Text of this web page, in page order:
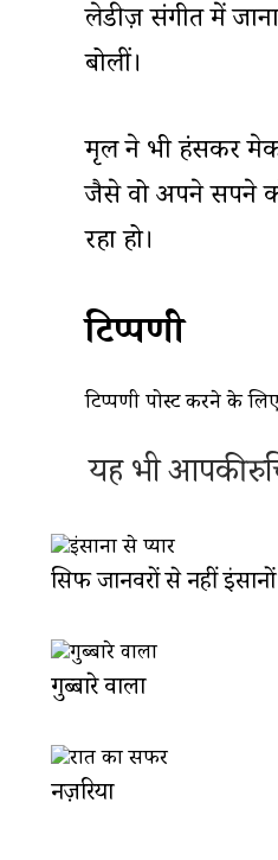
लेडीज़ संगीत में
बोलीं।
मृदुल ने भी हंसकर
जैसे वो अपने सपने
रहा हो।
टिप्पणी
टिप्पणी पोस्ट करने के
यह भी आपकी
सिर्फ जानवरों से नहीं
गुब्बारे वाला
नज़रिया